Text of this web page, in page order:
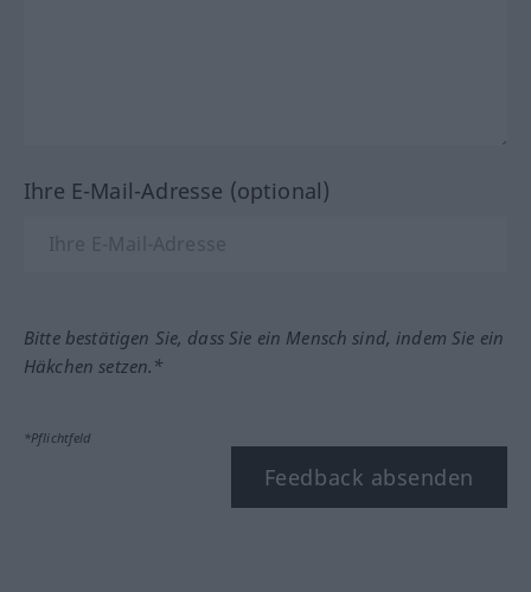
Ihre E-Mail-Adresse (optional)
Bitte bestätigen Sie, dass Sie ein Mensch sind, indem Sie ein
Häkchen setzen.*
*Pflichtfeld
Feedback absenden